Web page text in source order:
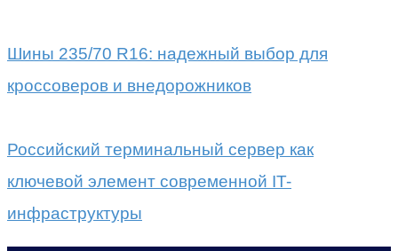
Шины 235/70 R16: надежный выбор для
кроссоверов и внедорожников
Российский терминальный сервер как
ключевой элемент современной IT-
инфраструктуры